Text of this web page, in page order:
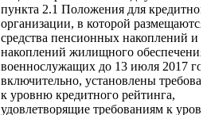
пункта 2.1 Положения для кредитной
организации, в которой размещаются
средства пенсионных накоплений и
накоплений жилищного обеспечения
военнослужащих до 13 июля 2017
включительно, установлены
к уровню кредитного рейтинга,
удовлетворящие требованиям к